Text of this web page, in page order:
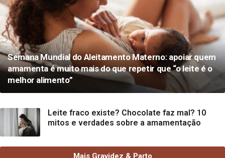
Semana Mundial do Aleitamento Materno: apoiar quem
amamenta é muito mais do que repetir que “o leite é o
melhor alimento”
Leite fraco existe? Chocolate faz mal? 10
mitos e verdades sobre a amamentação
Mais Gravidez & Parto